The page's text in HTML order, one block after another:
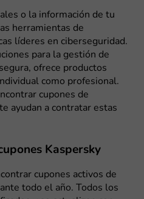
o la información de tu
herramientas de
líderes en ciberseguridad.
para la gestión de
ofrece productos
como profesional.
cupones de
ayudan a contratar estas
Kaspersky
cupones activos de
todo el año. Todos los